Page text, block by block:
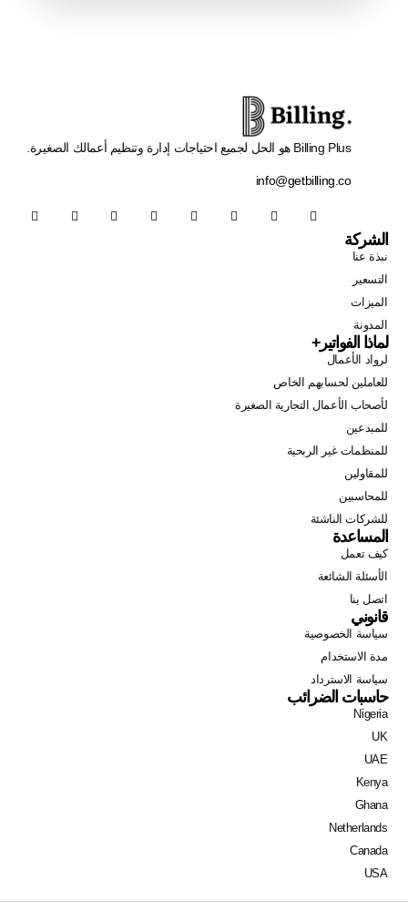
Billing Plus هو الحل لجميع احتياجات إدارة وتنظيم أعمالك الصغيرة.
info@getbilling.co
الشركة
نبذة عنا
التسعير
الميزات
المدونة
لماذا الفواتير+
لرواد الأعمال
للعاملين لحسابهم الخاص
لأصحاب الأعمال التجارية الصغيرة
للمبدعين
للمنظمات غير الربحية
للمقاولين
للمحاسبين
للشركات الناشئة
المساعدة
كيف تعمل
الأسئلة الشائعة
اتصل بنا
قانوني
سياسة الخصوصية
مدة الاستخدام
سياسة الاسترداد
حاسبات الضرائب
Nigeria
UK
UAE
Kenya
Ghana
Netherlands
Canada
USA
Spanish